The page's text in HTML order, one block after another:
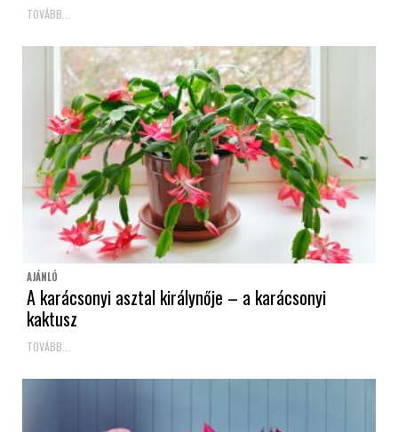
TOVÁBB...
AJÁNLÓ
A karácsonyi asztal királynője – a karácsonyi
kaktusz
TOVÁBB...